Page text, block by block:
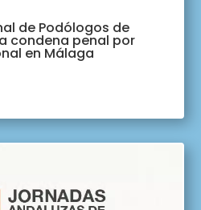
de Podólogos de
condena penal por
en Málaga